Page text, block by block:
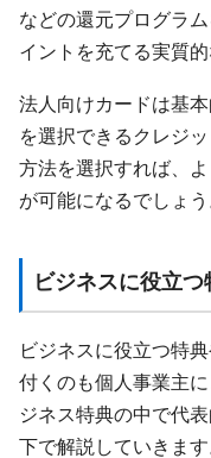
などの還元プログラ
イントを充てる実質
法人向けカードは基
を選択できるクレジ
方法を選択すれば、
が可能になるでしょう
ビジネスに役立つ
ビジネスに役立つ特
付くのも個人事業主
ジネス特典の中で代
下で解説していきます